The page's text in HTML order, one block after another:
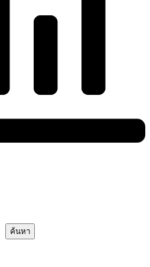
ค้นหา